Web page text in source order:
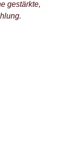
gestärkte,